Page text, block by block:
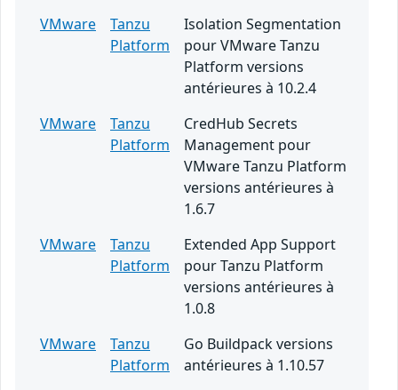
VMware
Tanzu
Platform
Isolation Segmentation
pour VMware Tanzu
Platform versions
antérieures à 10.2.4
VMware
Tanzu
Platform
CredHub Secrets
Management pour
VMware Tanzu Platform
versions antérieures à
1.6.7
VMware
Tanzu
Platform
Extended App Support
pour Tanzu Platform
versions antérieures à
1.0.8
VMware
Tanzu
Platform
Go Buildpack versions
antérieures à 1.10.57